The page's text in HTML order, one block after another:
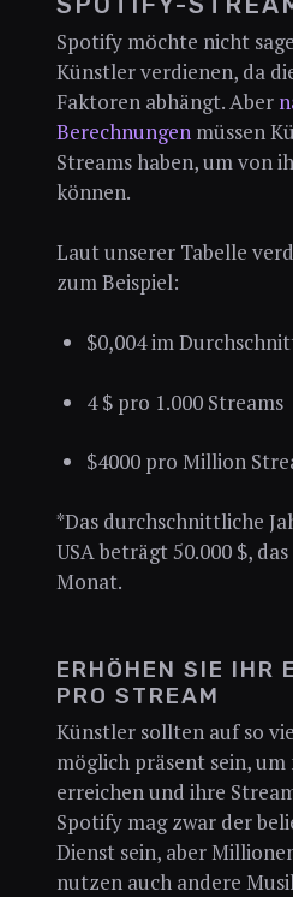
Spotify möchte nicht
Künstler verdienen, da
Faktoren abhängt. Aber
Berechnungenmüssen
Streams haben, um von
können.
Laut unserer Tabelle
zum Beispiel:
$0,004 im
4 $ pro 1.000 Streams
$4000 pro Million
*Das durchschnittliche
USA beträgt 50.000 $,
Monat.
ERHÖHEN SIE IHR
PRO STREAM
Künstler sollten auf so
möglich präsent sein,
erreichen und ihre
Spotify mag zwar der
Dienst sein, aber
nutzen auch andere